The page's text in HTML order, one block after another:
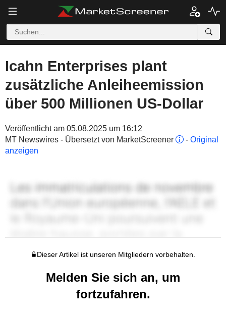
Icahn Enterprises plant
zusätzliche Anleiheemission
über 500 Millionen US-Dollar
Veröffentlicht am 05.08.2025 um 16:12
MT Newswires - Übersetzt von MarketScreener
- Original
anzeigen
Dieser Artikel ist unseren Mitgliedern vorbehalten.
Melden Sie sich an, um
fortzufahren.